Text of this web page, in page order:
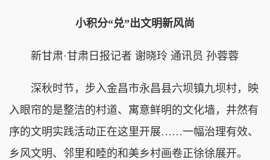
小积分“兑”出文明新风尚
新甘肃·甘肃日报记者 谢晓玲 通讯员 孙蓉蓉
深秋时节，步入金昌市永昌县六坝镇九坝村，映
入眼帘的是整洁的村道、寓意鲜明的文化墙，井然有
序的文明实践活动正在这里开展……一幅治理有效、
乡风文明、邻里和睦的和美乡村画卷正徐徐展开。